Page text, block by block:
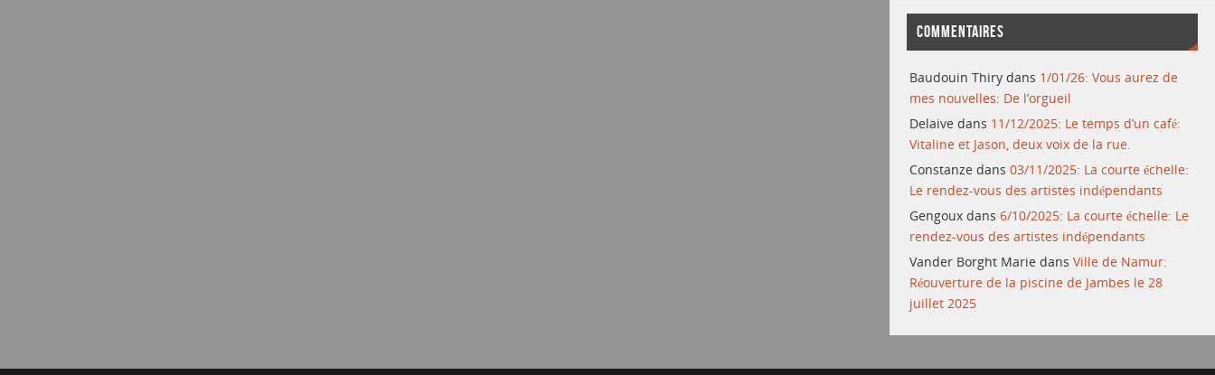
COMMENTAIRES
Baudouin Thiry dans 1/01/26: Vous aurez de
mes nouvelles: De l’orgueil
Delaive dans 11/12/2025: Le temps d’un café:
Vitaline et Jason, deux voix de la rue.
Constanze dans03/11/2025: La courte échelle:
Le rendez-vous des artistes indépendants
Gengoux dans6/10/2025: La courte échelle: Le
rendez-vous des artistes indépendants
Vander Borght Marie dansVille de Namur:
Réouverture de la piscine de Jambes le 28
juillet 2025